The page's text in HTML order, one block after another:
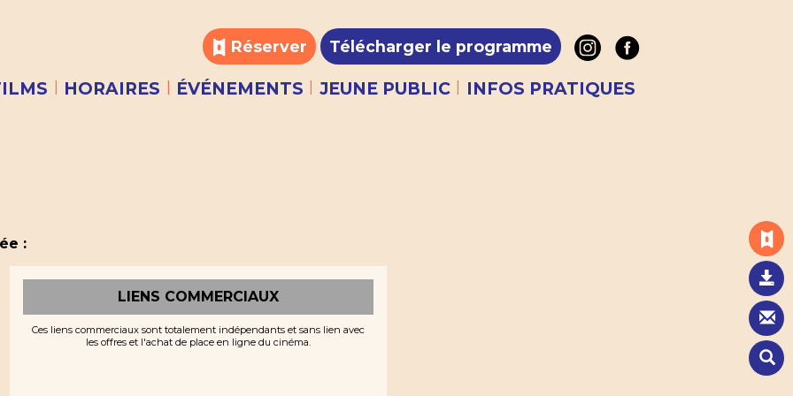
Réserver Télécharger le programme
| HORAIRES | ÉVÉNEMENTS | JEUNE PUBLIC | INFOS PRATIQUES
:
LIENS COMMERCIAUX
Ces liens commerciaux sont totalement indépendants et sans lien avec
les offres et l'achat de place en ligne du cinéma.